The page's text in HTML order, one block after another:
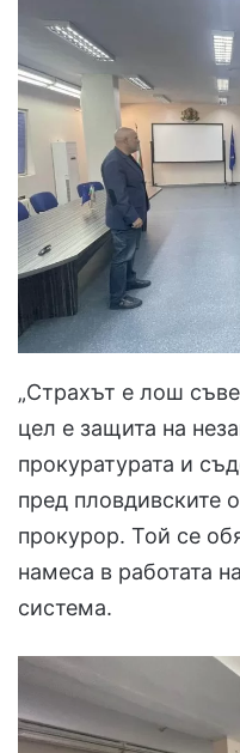
„Страхът е лош
цел е защита на
прокуратурата и
пред пловдивските
прокурор. Той се
намеса в работата
система.